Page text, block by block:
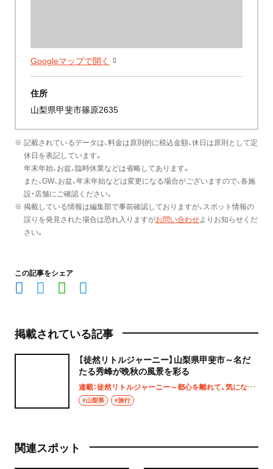
Googleマップで開く
住所
山梨県甲斐市篠原2635
※ 記載されているデータは、料金は原則的に税込金額、休日は原則として定
休日を表記しています。
年末年始、お盆、臨時休業などは省略してあります。
また、GW、お盆、年末年始などは変更になる場合がございますので、各施
設・店舗にご確認ください。
※ 掲載している情報は編集部で事前確認しておりますが、スポット情報の
誤りを発見された場合は恐れ入りますがお問い合わせよりお知らせくだ
さい。
この記事をシェア
掲載されている記事
【徒然リトルジャーニー】山梨県甲斐市～名だ
たる秀峰が晩秋の風景を彩る
連載：徒然リトルジャーニー～都心を離れて、気になる土地へ
#山梨県 #旅行
関連スポット